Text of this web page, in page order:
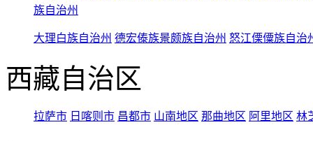
族自治州
大理白族自治州 德宏傣族景颇族自治州 怒江傈僳族自治
西藏自治区
拉萨市 日喀则市 昌都市 山南地区 那曲地区 阿里地区 林